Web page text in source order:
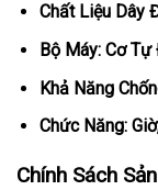
Chất Liệu Dây
Bộ Máy: Cơ
Khả Năng
Chức Năng:
Chính Sách